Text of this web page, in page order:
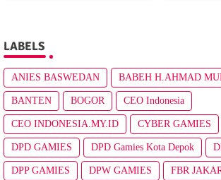
LABELS
ANIES BASWEDAN BABEH H.AHMAD
BANTEN BOGOR CEO Indonesia
CEO INDONESIA.MY.ID CYBER GAMIES
DPD GAMIES DPD Gamies Kota Depok
DPP GAMIES DPW GAMIES FBR